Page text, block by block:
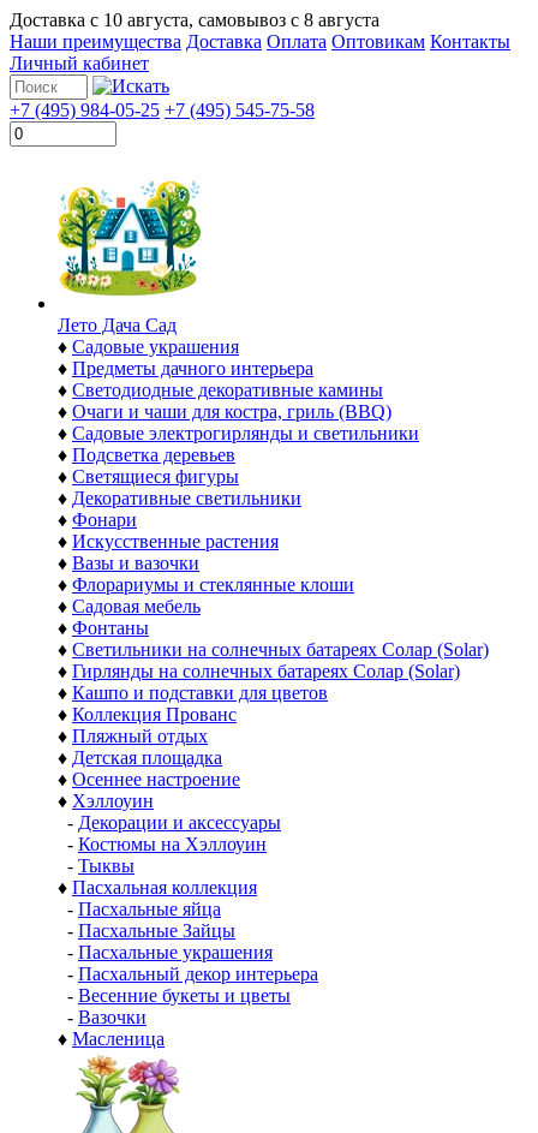
Доставка с 10 августа, самовывоз с 8 августа
Наши преимущества Доставка Оплата Оптовикам Контакты
Личный кабинет
+7 (495) 984-05-25 +7 (495) 545-75-58
Лето Дача Сад
♦ Садовые украшения
♦ Предметы дачного интерьера
♦ Светодиодные декоративные камины
♦ Очаги и чаши для костра, гриль (BBQ)
♦ Садовые электрогирлянды и светильники
♦ Подсветка деревьев
♦ Светящиеся фигуры
♦ Декоративные светильники
♦ Фонари
♦ Искусственные растения
♦ Вазы и вазочки
♦ Флорариумы и стеклянные клоши
♦ Садовая мебель
♦ Фонтаны
♦ Светильники на солнечных батареях Солар (Solar)
♦ Гирлянды на солнечных батареях Солар (Solar)
♦ Кашпо и подставки для цветов
♦ Коллекция Прованс
♦ Пляжный отдых
♦ Детская площадка
♦ Осеннее настроение
♦ Хэллоуин
- Декорации и аксессуары
- Костюмы на Хэллоуин
- Тыквы
♦ Пасхальная коллекция
- Пасхальные яйца
- Пасхальные Зайцы
- Пасхальные украшения
- Пасхальный декор интерьера
- Весенние букеты и цветы
- Вазочки
♦ Масленица